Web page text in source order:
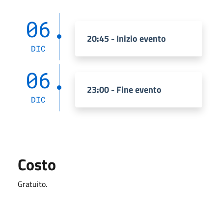
06
DIC
20:45 - Inizio evento
06
DIC
23:00 - Fine evento
Costo
Gratuito.